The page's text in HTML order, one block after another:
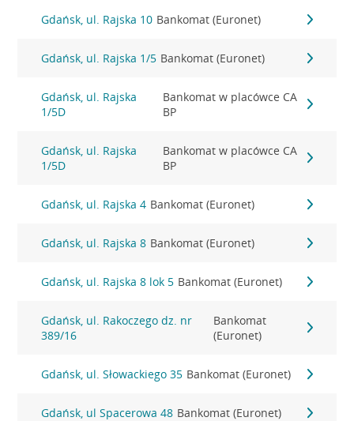
Gdańsk, ul. Rajska 10 Bankomat (Euronet)
Gdańsk, ul. Rajska 1/5 Bankomat (Euronet)
Gdańsk, ul. Rajska
1/5D
Bankomat w placówce CA
BP
Gdańsk, ul. Rajska
1/5D
Bankomat w placówce CA
BP
Gdańsk, ul. Rajska 4 Bankomat (Euronet)
Gdańsk, ul. Rajska 8 Bankomat (Euronet)
Gdańsk, ul. Rajska 8 lok 5 Bankomat (Euronet)
Gdańsk, ul. Rakoczego dz. nr
389/16
Bankomat
(Euronet)
Gdańsk, ul. Słowackiego 35 Bankomat (Euronet)
Gdańsk, ul Spacerowa 48 Bankomat (Euronet)